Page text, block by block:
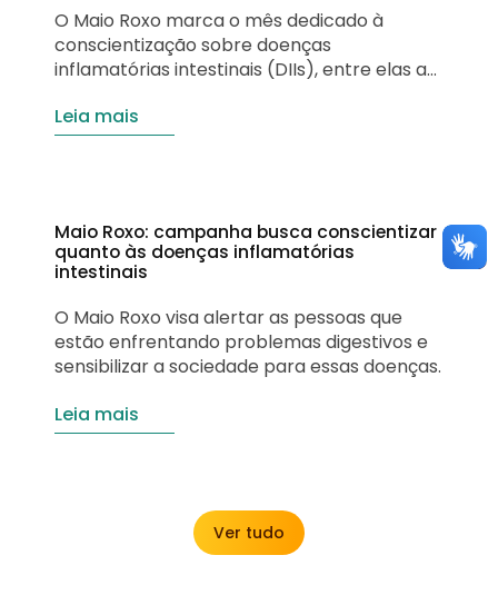
O Maio Roxo marca o mês dedicado à
conscientização sobre doenças
inflamatórias intestinais (DIIs), entre elas a
que são autoimunes, afetando
principalmente jovens entre 18 e 40 anos. A
segundo estudo…
Leia mais
Maio Roxo: campanha busca conscientizar
quanto às doenças inflamatórias
intestinais
O Maio Roxo visa alertar as pessoas que
estão enfrentando problemas digestivos e
sensibilizar a sociedade para essas doenças.
Leia mais
Ver tudo